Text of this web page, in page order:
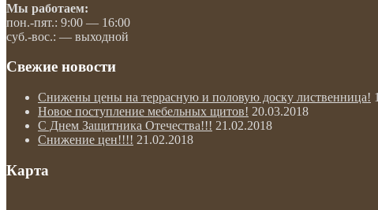
Мы работаем:
пон.-пят.: 9:00 — 16:00
суб.-вос.: — выходной
Свежие новости
Снижены цены на террасную и половую доску лиственница!
Новое поступление мебельных щитов! 20.03.2018
С Днем Защитника Отечества!!! 21.02.2018
Снижение цен!!!! 21.02.2018
Карта